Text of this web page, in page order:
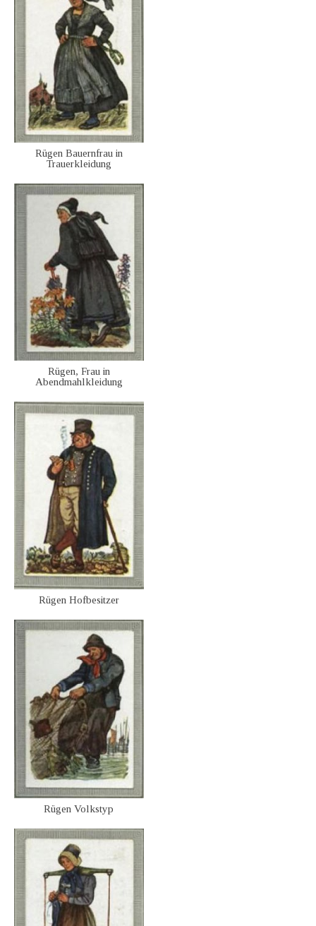
Rügen Bauernfrau in
Trauerkleidung
Rügen, Frau in
Abendmahlkleidung
Rügen Hofbesitzer
Rügen Volkstyp